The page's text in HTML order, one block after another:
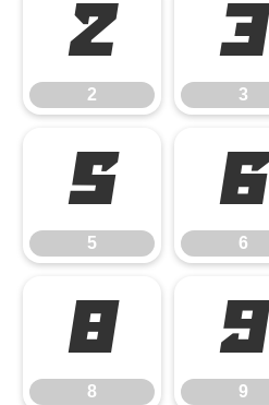
2
2
3
3
5
5
6
6
8
8
9
9